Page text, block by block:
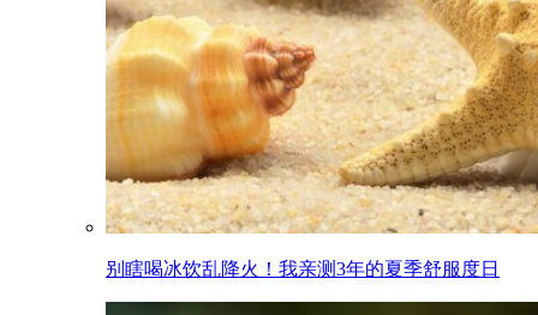
别瞎喝冰饮乱降火！我亲测3年的夏季舒服度日